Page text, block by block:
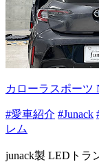
カローラスポーツ
#愛車紹介 #Junack
レム
junack製 LEDトラ